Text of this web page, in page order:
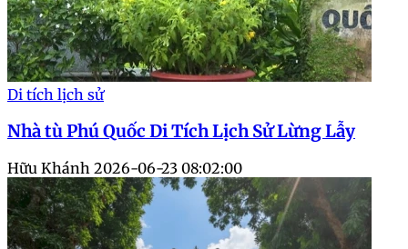
Di tích lịch sử
Nhà tù Phú Quốc Di Tích Lịch Sử Lừng Lẫy
Hữu Khánh 2026-06-23 08:02:00